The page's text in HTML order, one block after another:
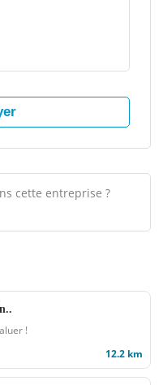
cette entreprise ?
!
12.2 km